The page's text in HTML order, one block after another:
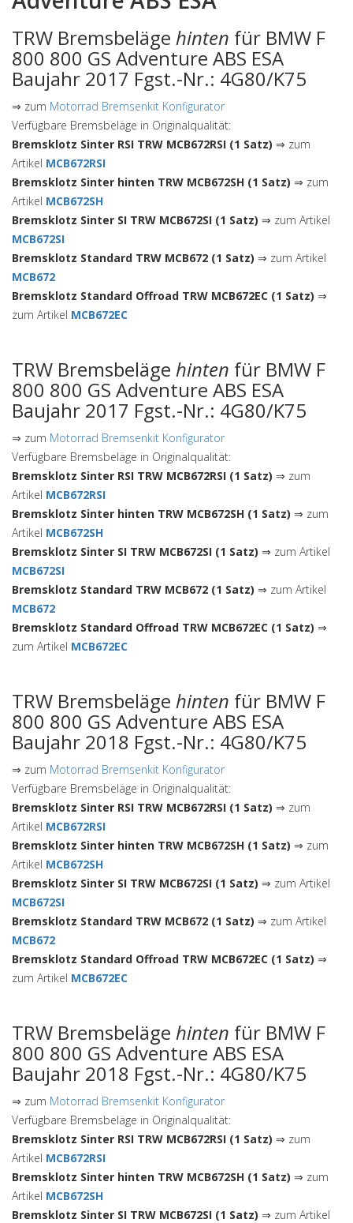
TRW Bremsbeläge hinten für BMW F
800 800 GS Adventure ABS ESA
Baujahr 2017 Fgst.-Nr.: 4G80/K75
⇒ zum Motorrad Bremsenkit Konfigurator
Verfügbare Bremsbeläge in Originalqualität:
Bremsklotz Sinter RSI TRW MCB672RSI (1 Satz) ⇒ zum
Artikel MCB672RSI
Bremsklotz Sinter hinten TRW MCB672SH (1 Satz) ⇒ zum
Artikel MCB672SH
Bremsklotz Sinter SI TRW MCB672SI (1 Satz) ⇒ zum Artikel
MCB672SI
Bremsklotz Standard TRW MCB672 (1 Satz) ⇒ zum Artikel
MCB672
Bremsklotz Standard Offroad TRW MCB672EC (1 Satz) ⇒
zum Artikel MCB672EC
TRW Bremsbeläge hinten für BMW F
800 800 GS Adventure ABS ESA
Baujahr 2017 Fgst.-Nr.: 4G80/K75
⇒ zum Motorrad Bremsenkit Konfigurator
Verfügbare Bremsbeläge in Originalqualität:
Bremsklotz Sinter RSI TRW MCB672RSI (1 Satz) ⇒ zum
Artikel MCB672RSI
Bremsklotz Sinter hinten TRW MCB672SH (1 Satz) ⇒ zum
Artikel MCB672SH
Bremsklotz Sinter SI TRW MCB672SI (1 Satz) ⇒ zum Artikel
MCB672SI
Bremsklotz Standard TRW MCB672 (1 Satz) ⇒ zum Artikel
MCB672
Bremsklotz Standard Offroad TRW MCB672EC (1 Satz) ⇒
zum Artikel MCB672EC
TRW Bremsbeläge hinten für BMW F
800 800 GS Adventure ABS ESA
Baujahr 2018 Fgst.-Nr.: 4G80/K75
⇒ zum Motorrad Bremsenkit Konfigurator
Verfügbare Bremsbeläge in Originalqualität:
Bremsklotz Sinter RSI TRW MCB672RSI (1 Satz) ⇒ zum
Artikel MCB672RSI
Bremsklotz Sinter hinten TRW MCB672SH (1 Satz) ⇒ zum
Artikel MCB672SH
Bremsklotz Sinter SI TRW MCB672SI (1 Satz) ⇒ zum Artikel
MCB672SI
Bremsklotz Standard TRW MCB672 (1 Satz) ⇒ zum Artikel
MCB672
Bremsklotz Standard Offroad TRW MCB672EC (1 Satz) ⇒
zum Artikel MCB672EC
TRW Bremsbeläge hinten für BMW F
800 800 GS Adventure ABS ESA
Baujahr 2018 Fgst.-Nr.: 4G80/K75
⇒ zum Motorrad Bremsenkit Konfigurator
Verfügbare Bremsbeläge in Originalqualität:
Bremsklotz Sinter RSI TRW MCB672RSI (1 Satz) ⇒ zum
Artikel MCB672RSI
Bremsklotz Sinter hinten TRW MCB672SH (1 Satz) ⇒ zum
Artikel MCB672SH
Bremsklotz Sinter SI TRW MCB672SI (1 Satz) ⇒ zum Artikel